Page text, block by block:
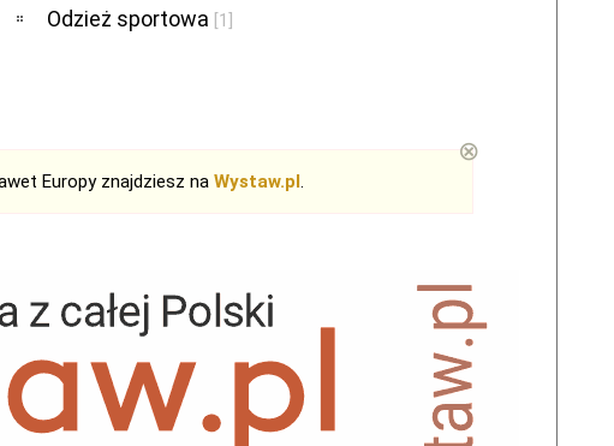
Odzież sportowa [1]
Europy znajdziesz na Wystaw.pl.
⊗